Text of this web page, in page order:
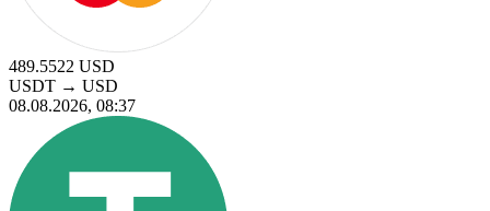
489.5522 USD
USDT → USD
08.08.2026, 08:37